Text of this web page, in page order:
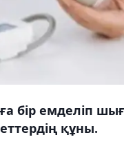
бір емделіп
құны.